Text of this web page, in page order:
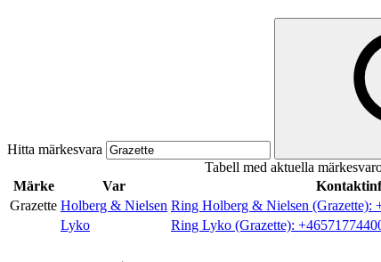
Mat och dryck
Evenemang
Erbjudanden
Hitta märkesvara
Tabell med aktuella
Märke
Var
Grazette Holberg & Nielsen Ring Holberg & Nielsen (Grazette):
Lyko
Ring Lyko (Grazette):